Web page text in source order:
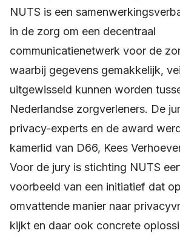
NUTS is een
in de zorg om een decentraal
communicatienetwerk voor de
waarbij gegevens gemakkelijk,
uitgewisseld kunnen worden
Nederlandse zorgverleners. De
privacy-experts en de award
kamerlid van D66, Kees
Voor de jury is stichting NUTS
voorbeeld van een initiatief dat
omvattende manier naar
kijkt en daar ook concrete